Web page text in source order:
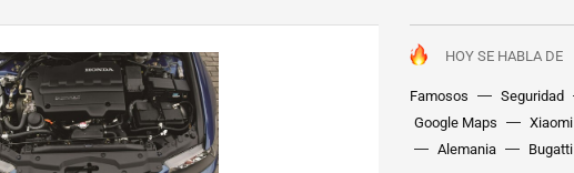
HOY SE HABLA DE
Famosos Seguridad
Google Maps
Xiaomi
Alemania
Bugatti